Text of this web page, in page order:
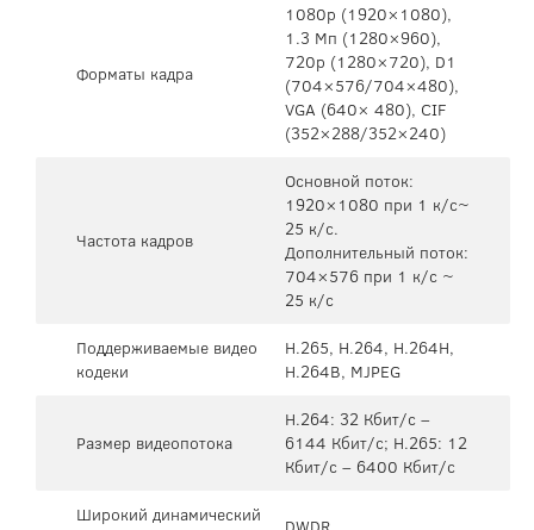
Форматы кадра
1080p (1920×1080),
1.3 Мп (1280×960),
720p (1280×720), D1
(704×576/704×480),
VGA (640× 480), CIF
(352×288/352×240)
Частота кадров
Основной поток:
1920×1080 при 1 к/с~
25 к/с.
Дополнительный поток:
704×576 при 1 к/с ~
25 к/с
Поддерживаемые видео
кодеки
H.265, H.264, H.264H,
H.264B, MJPEG
Размер видеопотока
H.264: 32 Кбит/с –
6144 Кбит/с; H.265: 12
Кбит/с – 6400 Кбит/с
Широкий динамический